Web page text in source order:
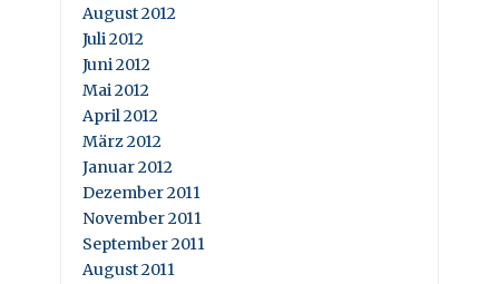
August 2012
Juli 2012
Juni 2012
Mai 2012
April 2012
März 2012
Januar 2012
Dezember 2011
November 2011
September 2011
August 2011